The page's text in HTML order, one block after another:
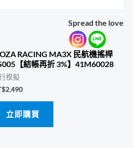
Spread the love
RACING MA3X 民航機搖桿
【結帳再折 3%】41M60028
模擬
2,490
立即購買